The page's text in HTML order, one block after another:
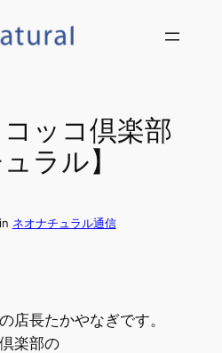
ッコ倶楽部
ラル】
ネオナチュラル通信
長たかやなぎです。
楽部の